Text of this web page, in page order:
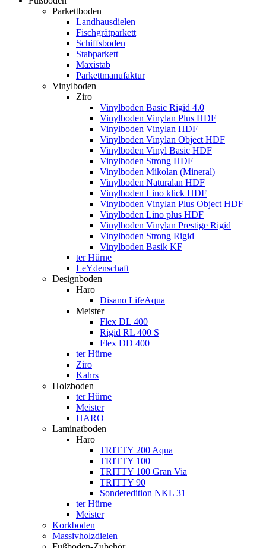
Parkettboden
Landhausdielen
Fischgrätparkett
Schiffsboden
Stabparkett
Maxistab
Parkettmanufaktur
Vinylboden
Ziro
Vinylboden Basic Rigid 4.0
Vinylboden Vinylan Plus HDF
Vinylboden Vinylan HDF
Vinylboden Vinylan Object HDF
Vinylboden Vinyl Basic HDF
Vinylboden Strong HDF
Vinylboden Mikolan (Mineral)
Vinylboden Naturalan HDF
Vinylboden Lino klick HDF
Vinylboden Vinylan Plus Object HDF
Vinylboden Lino plus HDF
Vinylboden Vinylan Prestige Rigid
Vinylboden Strong Rigid
Vinylboden Basik KF
ter Hürne
LeYdenschaft
Designboden
Haro
Disano LifeAqua
Meister
Flex DL 400
Rigid RL 400 S
Flex DD 400
ter Hürne
Ziro
Kahrs
Holzboden
ter Hürne
Meister
HARO
Laminatboden
Haro
TRITTY 200 Aqua
TRITTY 100
TRITTY 100 Gran Via
TRITTY 90
Sonderedition NKL 31
ter Hürne
Meister
Korkboden
Massivholzdielen